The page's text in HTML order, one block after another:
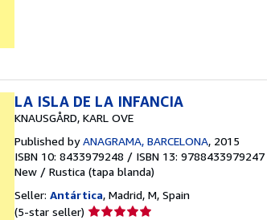
LA ISLA DE LA INFANCIA
KNAUSGÅRD, KARL OVE
Published byANAGRAMA, BARCELONA, 2015
ISBN 10: 8433979248 / ISBN 13: 9788433979247
New / Rustica (tapa blanda)
Seller: Antártica, Madrid, M, Spain
(5-star seller) Seller